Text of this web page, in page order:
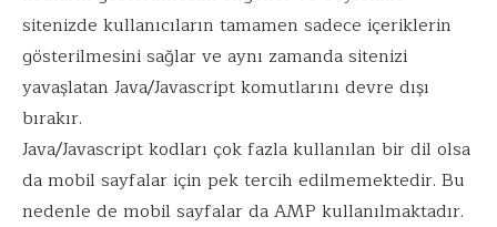
sitenizde kullanıcıların tamamen sadece içeriklerin
gösterilmesini sağlar ve aynı zamanda sitenizi
yavaşlatan Java/Javascript komutlarını devre dışı
bırakır.
Java/Javascript kodları çok fazla kullanılan bir dil olsa
da mobil sayfalar için pek tercih edilmemektedir. Bu
nedenle de mobil sayfalar da AMP kullanılmaktadır.